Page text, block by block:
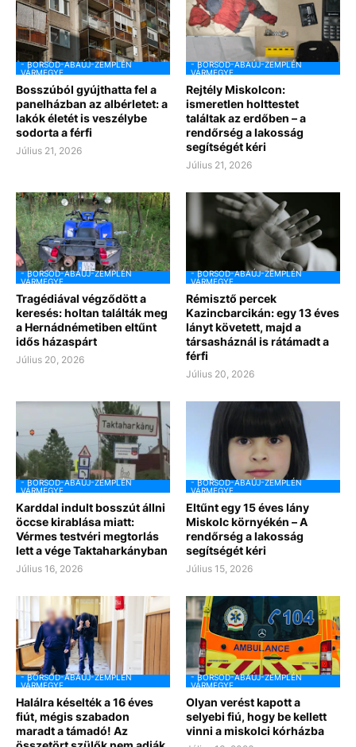
- BORSOD-ABAÚJ-ZEMPLÉN
VÁRMEGYE
Bosszúból gyújthatta fel a
panelházban az albérletet: a
lakók életét is veszélybe
sodorta a férfi
Július 21, 2026
- BORSOD-ABAÚJ-ZEMPLÉN
VÁRMEGYE
Rejtély Miskolcon:
ismeretlen holttestet
találtak az erdőben – a
rendőrség a lakosság
segítségét kéri
Július 21, 2026
- BORSOD-ABAÚJ-ZEMPLÉN
VÁRMEGYE
Tragédiával végződött a
keresés: holtan találták meg
a Hernádnémetiben eltűnt
idős házaspárt
Július 20, 2026
- BORSOD-ABAÚJ-ZEMPLÉN
VÁRMEGYE
Rémisztő percek
Kazincbarcikán: egy 13 éves
lányt követett, majd a
társasháznál is rátámadt a
férfi
Július 20, 2026
- BORSOD-ABAÚJ-ZEMPLÉN
VÁRMEGYE
Karddal indult bosszút állni
öccse kirablása miatt:
Vérmes testvéri megtorlás
lett a vége Taktaharkányban
Július 16, 2026
- BORSOD-ABAÚJ-ZEMPLÉN
VÁRMEGYE
Eltűnt egy 15 éves lány
Miskolc környékén – A
rendőrség a lakosság
segítségét kéri
Július 15, 2026
- BORSOD-ABAÚJ-ZEMPLÉN
VÁRMEGYE
Halálra késelték a 16 éves
fiút, mégis szabadon
maradt a támadó! Az
- BORSOD-ABAÚJ-ZEMPLÉN
VÁRMEGYE
Olyan verést kapott a
selyebi fiú, hogy be kellett
vinni a miskolci kórházba